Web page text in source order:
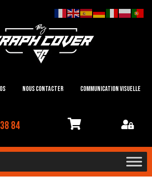
Nous contacter Communication visuelle
84